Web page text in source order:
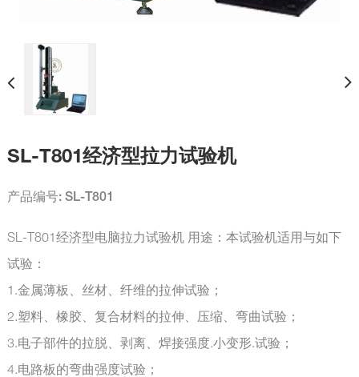
SL-T801经济型拉力试验机
产品编号: SL-T801
SL-T801经济型电脑拉力试验机 用途：本试验机适用与如下
试验：
1.金属薄板、丝材、纤维的拉伸试验；
2.塑料、橡胶、复合材料的拉伸、压缩、弯曲试验；
3.电子部件的拉脱、剥离、焊接强度.小变形.试验；
4.电路板的弯曲强度试验；